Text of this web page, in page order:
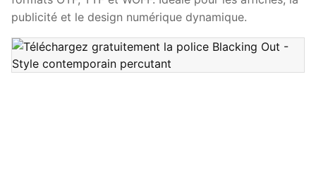
publicité et le design numérique dynamique.